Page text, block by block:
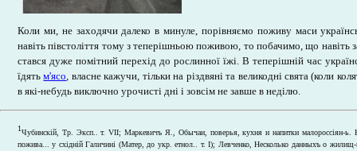
Коли ми, не заходячи далеко в минуле, порівняємо поживу маси
навіть півстоліття тому з теперішньою поживою, то побачимо, що навіть
стався дуже помітний перехід до рослинної їжі. В теперішній час
їдятьм'ясо, власне кажучи, тільки на різдвяні та великодні свята (коли
в які-небудь виключно урочисті дні і зовсім не завше в неділю.
1Чубинскій, Тр. Эксп.. т. VII; Маркевичъ Я., Обычаи, поверья, кухня и напитки малороссіян-
пожива... у східній Галичині (Матер, до укр. етнол.. т. I); Левченко, Несколько данныхъ о